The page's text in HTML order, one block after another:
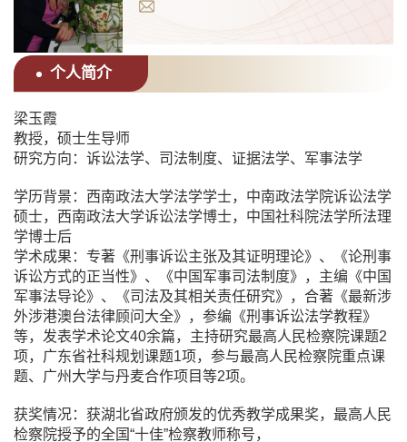
个人简介
梁玉霞
教授，硕士生导师
研究方向： 诉讼法学、司法制度、证据法学、军事法学
学历背景： 西南政法大学法学学士，中南政法学院诉讼法学
硕士，西南政法大学诉讼法学博士，中国社科院法学所法理
学博士后
学术成果： 专著《刑事诉讼主张及其证明理论》、《论刑事
诉讼方式的正当性》、《中国军事司法制度》，主编《中国
军事法导论》、《司法及其相关责任研究》，合著《最新涉
外涉港澳台法律顾问大全》，参编《刑事诉讼法学教程》
等，发表学术论文40余篇，主持研究最高人民检察院课题2
项，广东省社科规划课题1项，参与最高人民检察院重点课
题、广州大学与丹麦合作项目等2项。
获奖情况：获湖北省政府颁发的优秀教学成果奖，最高人民
检察院授予的全国“十佳”检察教师称号，